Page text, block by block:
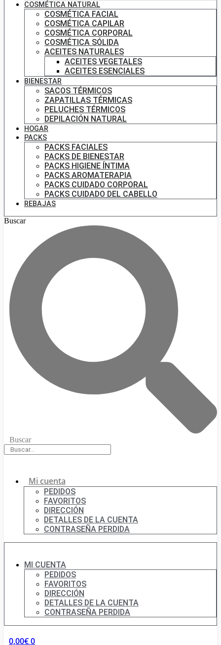
COSMÉTICA NATURAL
COSMÉTICA FACIAL
COSMÉTICA CAPILAR
COSMÉTICA CORPORAL
COSMÉTICA SÓLIDA
ACEITES NATURALES
ACEITES VEGETALES
ACEITES ESENCIALES
BIENESTAR
SACOS TÉRMICOS
ZAPATILLAS TÉRMICAS
PELUCHES TÉRMICOS
DEPILACIÓN NATURAL
HOGAR
PACKS
PACKS FACIALES
PACKS DE BIENESTAR
PACKS HIGIENE ÍNTIMA
PACKS AROMATERAPIA
PACKS CUIDADO CORPORAL
PACKS CUIDADO DEL CABELLO
REBAJAS
Buscar
Buscar
Mi cuenta
PEDIDOS
FAVORITOS
DIRECCIÓN
DETALLES DE LA CUENTA
CONTRASEÑA PERDIDA
MI CUENTA
PEDIDOS
FAVORITOS
DIRECCIÓN
DETALLES DE LA CUENTA
CONTRASEÑA PERDIDA
0,00€0